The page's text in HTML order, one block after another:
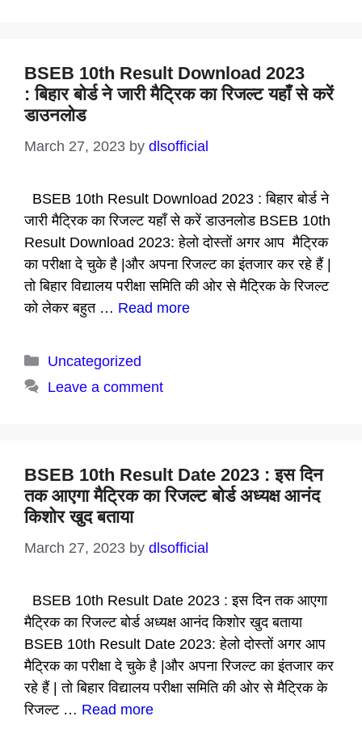
BSEB 10th Result Download 2023
: बिहार बोर्ड ने जारी मैट्रिक का रिजल्ट यहाँ से करें
डाउनलोड
March 27, 2023 by dlsofficial
BSEB 10th Result Download 2023 : बिहार बोर्ड ने
जारी मैट्रिक का रिजल्ट यहाँ से करें डाउनलोड BSEB 10th
Result Download 2023: हेलो दोस्तों अगर आप मैट्रिक
का परीक्षा दे चुके है |और अपना रिजल्ट का इंतजार कर रहे हैं |
तो बिहार विद्यालय परीक्षा समिति की ओर से मैट्रिक के रिजल्ट
को लेकर बहुत … Read more
Categories
Uncategorized
Leave a comment
BSEB 10th Result Date 2023 : इस दिन
तक आएगा मैट्रिक का रिजल्ट बोर्ड अध्यक्ष आनंद
किशोर खुद बताया
March 27, 2023 by dlsofficial
BSEB 10th Result Date 2023 : इस दिन तक आएगा
मैट्रिक का रिजल्ट बोर्ड अध्यक्ष आनंद किशोर खुद बताया
BSEB 10th Result Date 2023: हेलो दोस्तों अगर आप
मैट्रिक का परीक्षा दे चुके है |और अपना रिजल्ट का इंतजार कर
रहे हैं | तो बिहार विद्यालय परीक्षा समिति की ओर से मैट्रिक के
रिजल्ट … Read more